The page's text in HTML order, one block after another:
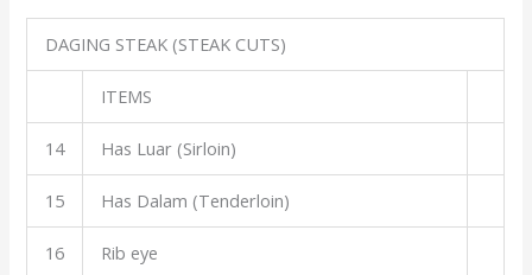
DAGING STEAK (STEAK CUTS)
ITEMS
14 Has Luar (Sirloin)
15 Has Dalam (Tenderloin)
16 Rib eye